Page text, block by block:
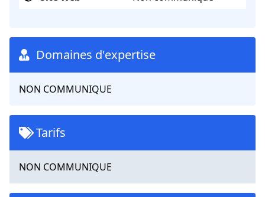
Domaines d'expertise
NON COMMUNIQUE
Tarifs
NON COMMUNIQUE